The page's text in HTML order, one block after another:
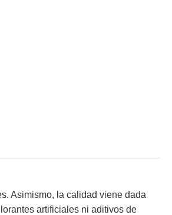
Asimismo, la calidad viene dada
artificiales ni aditivos de